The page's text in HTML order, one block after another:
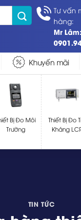
Tư vấn
hàng:
Mr Lâm:
Khuyến mãi
Bị Đo Môi
Trường
Thiết Bị Đo
Kháng
TIN TỨC